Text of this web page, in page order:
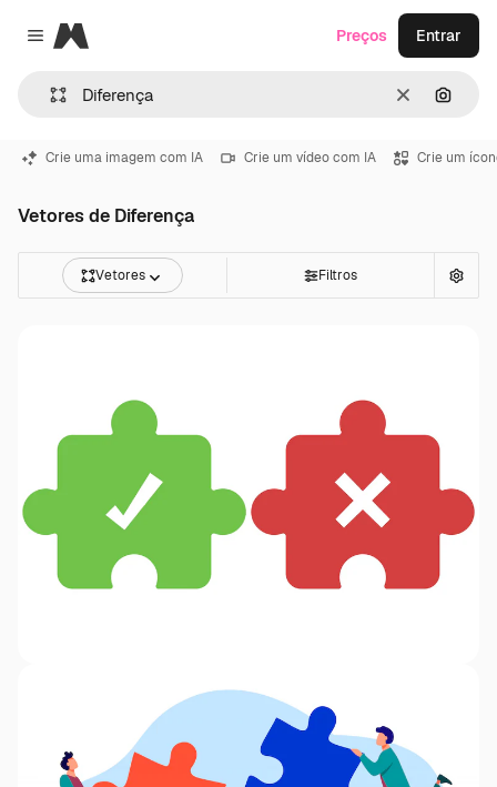
Close menu
Magnific
Limpar
Preços Entrar
Crie uma imagem com IA Crie um vídeo com IA Crie um
Vetores de Diferença
Vetores Filtros